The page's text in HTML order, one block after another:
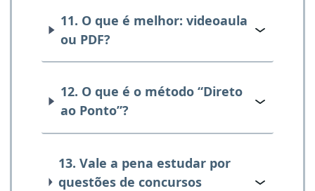
11. O que é melhor: videoaula
ou PDF?
12. O que é o método “Direto
ao Ponto”?
13. Vale a pena estudar por
questões de concursos